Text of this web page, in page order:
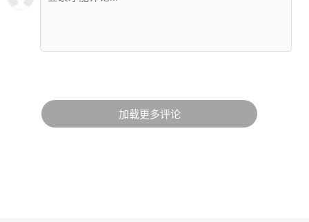
加载更多评论